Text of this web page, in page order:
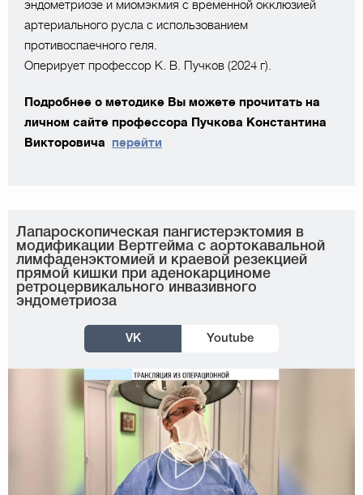
эндометриозе и миомэкмия с временной окклюзией
артериального русла с использованием
противоспаечного геля.
Оперирует профессор К. В. Пучков (2024 г).
Подробнее о методике Вы можете прочитать на
личном сайте профессора Пучкова Константина
Викторовича перейти
Лапароскопическая пангистерэктомия в
модификации Вертгейма с аортокавальной
лимфаденэктомией и краевой резекцией
прямой кишки при аденокарциноме
ретроцервикального инвазивного
эндометриоза
VK Youtube